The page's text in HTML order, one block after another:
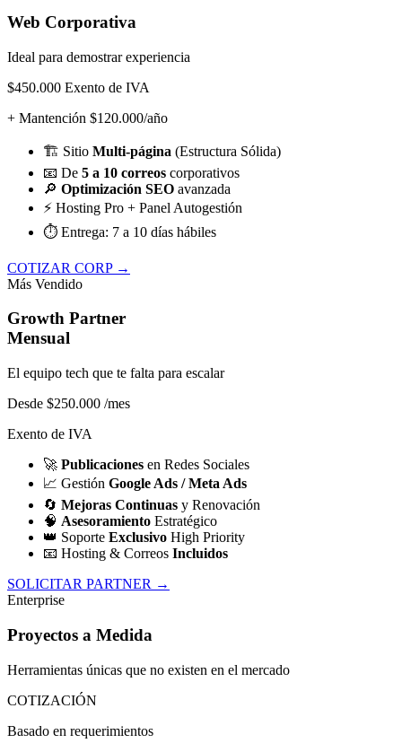
Web Corporativa
Ideal para demostrar experiencia
$450.000 Exento de IVA
+ Mantención $120.000/año
🏗️ Sitio Multi-página (Estructura Sólida)
📧 De 5 a 10 correos corporativos
🔎 Optimización SEO avanzada
⚡ Hosting Pro + Panel Autogestión
⏱️ Entrega: 7 a 10 días hábiles
COTIZAR CORP →
Más Vendido
Growth Partner
Mensual
El equipo tech que te falta para escalar
Desde $250.000 /mes
Exento de IVA
🚀 Publicaciones en Redes Sociales
📈 Gestión Google Ads / Meta Ads
🔄 Mejoras Continuas y Renovación
🧠 Asesoramiento Estratégico
👑 Soporte Exclusivo High Priority
📧 Hosting & Correos Incluidos
SOLICITAR PARTNER →
Enterprise
Proyectos a Medida
Herramientas únicas que no existen en el mercado
COTIZACIÓN
Basado en requerimientos